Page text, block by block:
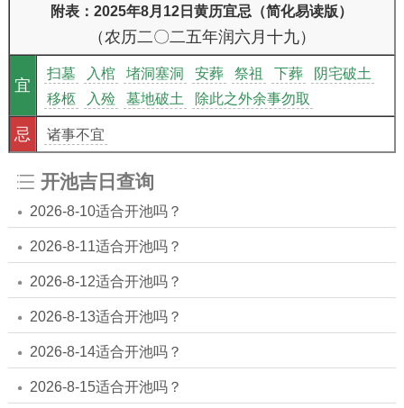
附表：2025年8月12日黄历宜忌（简化易读版）
（农历二〇二五年润六月十九）
宜
扫墓 入棺 堵洞塞洞 安葬 祭祖 下葬
阴宅破土
移柩
入殓 墓地破土
除此之外余事勿取
忌
诸事不宜
开池吉日查询
2026-8-10适合开池吗？
2026-8-11适合开池吗？
2026-8-12适合开池吗？
2026-8-13适合开池吗？
2026-8-14适合开池吗？
2026-8-15适合开池吗？